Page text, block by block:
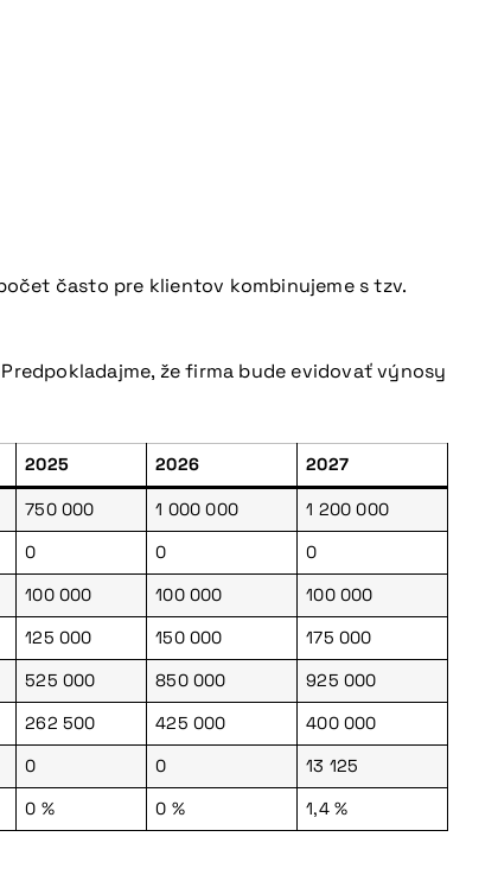
často pre klientov kombinujeme s tzv.
že firma bude evidovať výnosy
2025 2026 2027
750 000 1 000 000
1 200 000
0 0
0
100 000 100 000
100 000
125 000 150 000
175 000
525 000 850 000
925 000
262 500 425 000
400 000
0 0
13 125
0 % 0 % 1,4 %